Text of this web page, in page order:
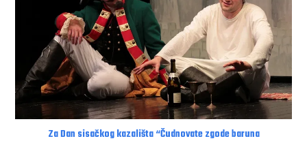
Za Dan sisačkog kazališta “Čudnovate zgode baruna